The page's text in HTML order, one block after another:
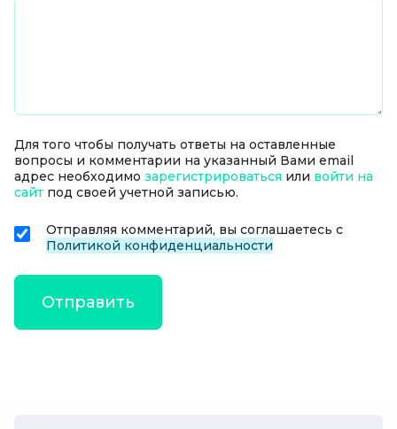
Для того чтобы получать ответы на оставленные
вопросы и комментарии на указанный Вами email
адрес необходимо зарегистрироваться или войти на
сайт под своей учетной записью.
Отправляя комментарий, вы соглашаетесь с
Политикой конфиденциальности